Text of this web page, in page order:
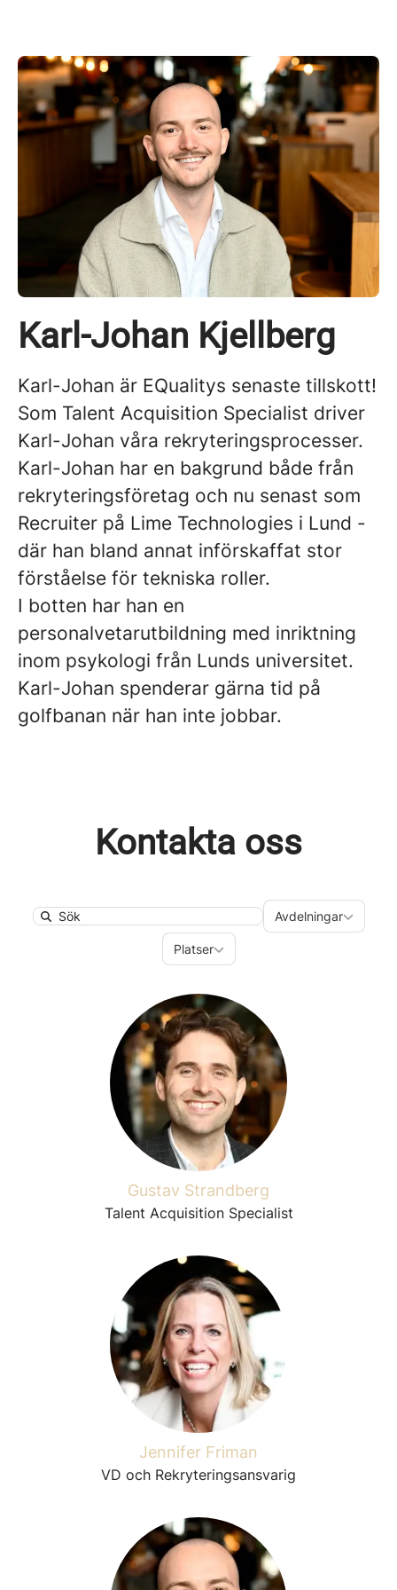
Karl-Johan Kjellberg
Karl-Johan är EQualitys senaste tillskott!
Som Talent Acquisition Specialist driver
Karl-Johan våra rekryteringsprocesser.
Karl-Johan har en bakgrund både från
rekryteringsföretag och nu senast som
Recruiter på Lime Technologies i Lund -
där han bland annat införskaffat stor
förståelse för tekniska roller.
I botten har han en
personalvetarutbildning med inriktning
inom psykologi från Lunds universitet.
Karl-Johan spenderar gärna tid på
golfbanan när han inte jobbar.
Kontakta oss
Search
Avdelningar
Avdelningar
Platser
Platser
Gustav Strandberg
Talent Acquisition Specialist
Jennifer Friman
VD och Rekryteringsansvarig